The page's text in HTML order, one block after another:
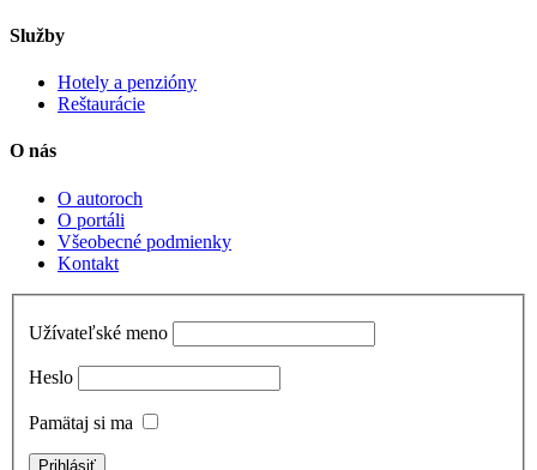
Služby
Hotely a penzióny
Reštaurácie
O nás
O autoroch
O portáli
Všeobecné podmienky
Kontakt
Užívateľské meno
Heslo
Pamätaj si ma